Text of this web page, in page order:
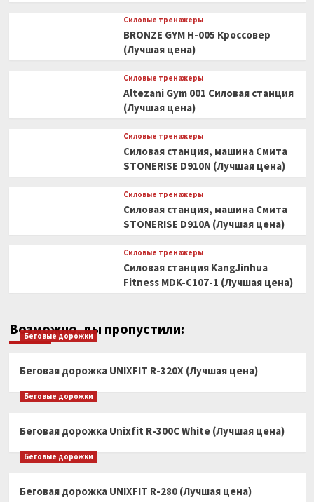
Силовые тренажеры
BRONZE GYM H-005 Кроссовер
(Лучшая цена)
Силовые тренажеры
Altezani Gym 001 Силовая станция
(Лучшая цена)
Силовые тренажеры
Силовая станция, машина Смита
STONERISE D910N (Лучшая цена)
Силовые тренажеры
Силовая станция, машина Смита
STONERISE D910A (Лучшая цена)
Силовые тренажеры
Силовая станция KangJinhua
Fitness MDK-C107-1 (Лучшая цена)
Возможно, вы пропустили:
Беговые дорожки
Беговая дорожка UNIXFIT R-320X (Лучшая цена)
Беговые дорожки
Беговая дорожка Unixfit R-300C White (Лучшая цена)
Беговые дорожки
Беговая дорожка UNIXFIT R-280 (Лучшая цена)